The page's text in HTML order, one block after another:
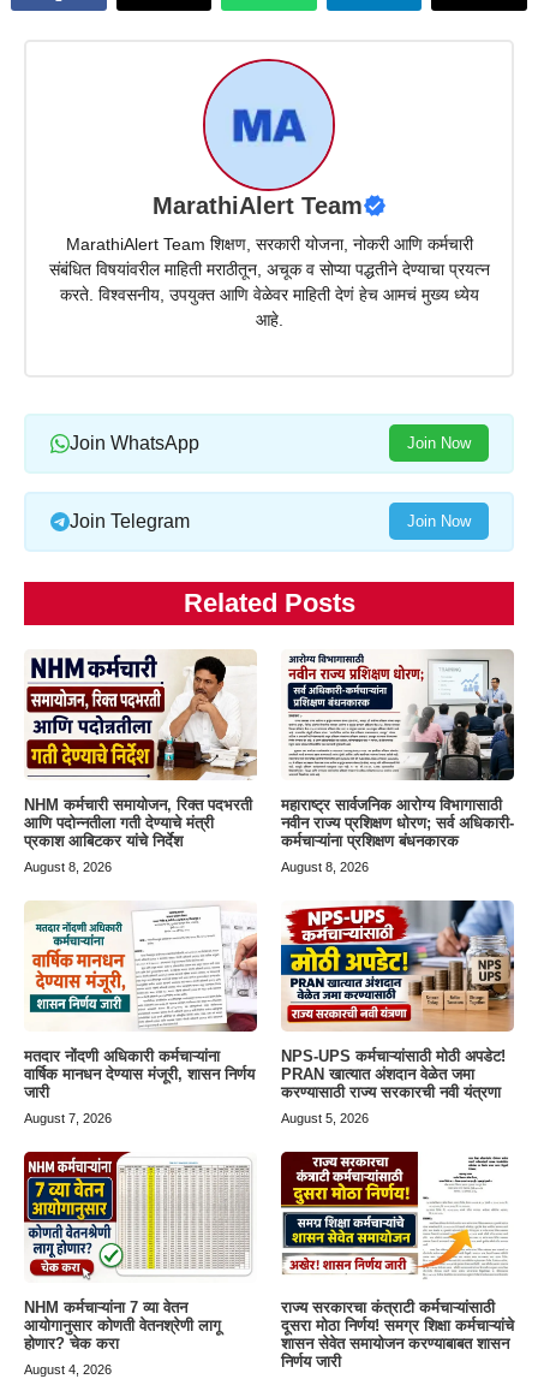
MarathiAlert Team
MarathiAlert Team शिक्षण, सरकारी योजना, नोकरी आणि कर्मचारी
संबंधित विषयांवरील माहिती मराठीतून, अचूक व सोप्या पद्धतीने देण्याचा प्रयत्न
करते. विश्वसनीय, उपयुक्त आणि वेळेवर माहिती देणं हेच आमचं मुख्य ध्येय
आहे.
Join WhatsApp Join Now
Join Telegram Join Now
Related Posts
NHM कर्मचारी समायोजन, रिक्त पदभरती
आणि पदोन्नतीला गती देण्याचे मंत्री
प्रकाश आबिटकर यांचे निर्देश
August 8, 2026
महाराष्ट्र सार्वजनिक आरोग्य विभागासाठी
नवीन राज्य प्रशिक्षण धोरण; सर्व अधिकारी-
कर्मचाऱ्यांना प्रशिक्षण बंधनकारक
August 8, 2026
मतदार नोंदणी अधिकारी कर्मचाऱ्यांना
वार्षिक मानधन देण्यास मंजूरी, शासन निर्णय
जारी
August 7, 2026
NPS-UPS कर्मचाऱ्यांसाठी मोठी अपडेट!
PRAN खात्यात अंशदान वेळेत जमा
करण्यासाठी राज्य सरकारची नवी यंत्रणा
August 5, 2026
NHM कर्मचाऱ्यांना 7 व्या वेतन
आयोगानुसार कोणती वेतनश्रेणी लागू
होणार? चेक करा
August 4, 2026
राज्य सरकारचा कंत्राटी कर्मचाऱ्यांसाठी
दूसरा मोठा निर्णय! समग्र शिक्षा कर्मचाऱ्यांचे
शासन सेवेत समायोजन करण्याबाबत शासन
निर्णय जारी